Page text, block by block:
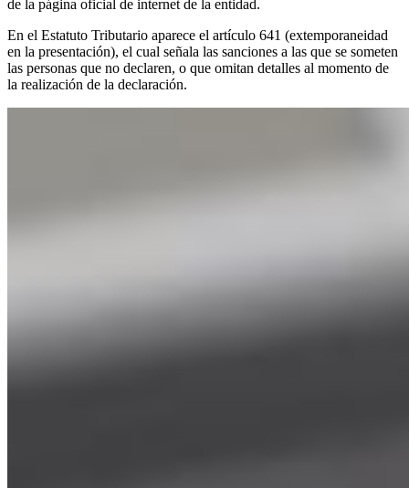
de la página oficial de internet de la entidad.
En el Estatuto Tributario aparece el artículo 641 (extemporaneidad
en la presentación), el cual señala las sanciones a las que se someten
las personas que no declaren, o que omitan detalles al momento de
la realización de la declaración.